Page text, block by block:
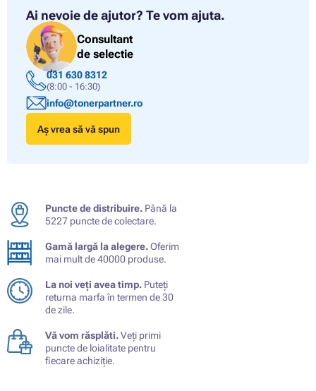
Ai nevoie de ajutor? Te vom ajuta.
Consultant
de selectie
031 630 8312
(8:00 - 16:30)
info@tonerpartner.ro
Aș vrea să vă spun
Puncte de distribuire. Până la
5227 puncte de colectare.
Gamă largă la alegere.Oferim
mai mult de 40000 produse.
La noi veți avea timp. Puteți
returna marfa în termen de 30
de zile.
Vă vom răsplăti.Veți primi
puncte de loialitate pentru
fiecare achiziție.